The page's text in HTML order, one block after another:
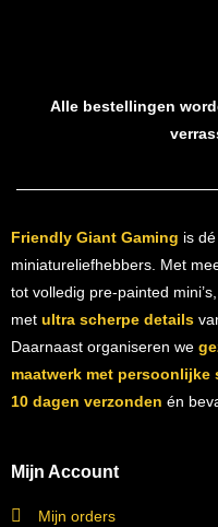
Alle bestellingen
Friendly Giant Gaming is
miniatureliefhebbers. Met
tot volledig pre-painted
met ultra scherpe details
Daarnaast organiseren we
maatwerk met persoonlijke
10 dagen verzonden én
Mijn Account
Mijn orders